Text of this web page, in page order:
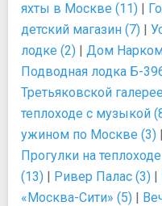
яхты в Москве (11) |
детский магазин (7) |
лодке (2) | Дом
Подводная лодка Б-
Третьяковской
теплоходе с музыкой
ужином по Москве (3) |
Прогулки на
(13) | Ривер Палас (3) |
«Москва-Сити» (5) |